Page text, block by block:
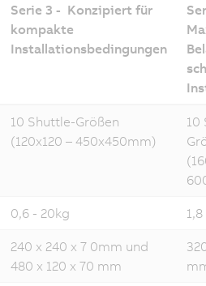
Serie 3 - Konzipiert für
kompakte
Installationsbedingungen
10 Shuttle-Größen
(120x120 – 450x450mm)
10
0,6 - 20kg
240 x 240 x 7 0mm und
480 x 120 x 70 mm